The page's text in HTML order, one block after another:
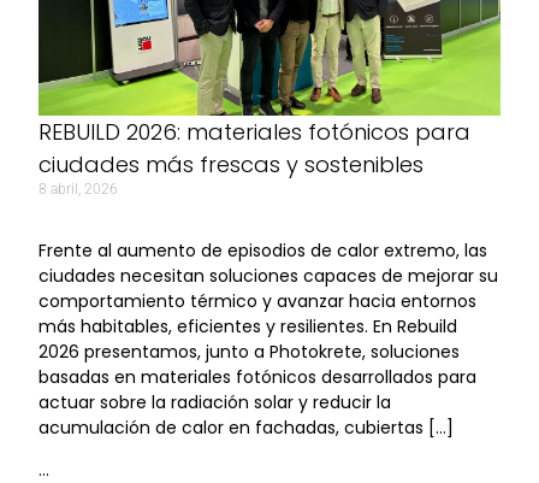
REBUILD 2026: materiales fotónicos para
ciudades más frescas y sostenibles
8 abril, 2026
Frente al aumento de episodios de calor extremo, las
ciudades necesitan soluciones capaces de mejorar su
comportamiento térmico y avanzar hacia entornos
más habitables, eficientes y resilientes. En Rebuild
2026 presentamos, junto a Photokrete, soluciones
basadas en materiales fotónicos desarrollados para
actuar sobre la radiación solar y reducir la
acumulación de calor en fachadas, cubiertas […]
…